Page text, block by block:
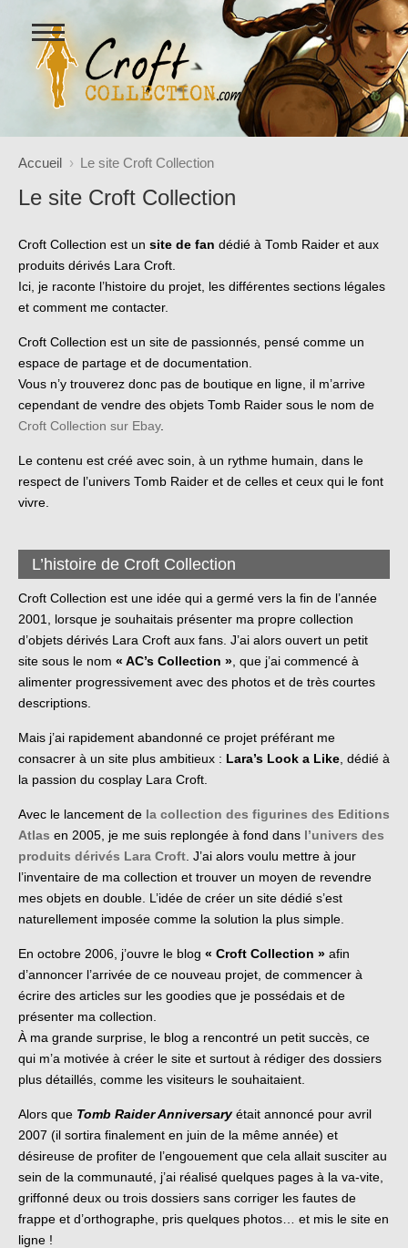
Figurines Lara Croft et
Ouvrir
le
menu
Accueil Le site Croft Collection
Le site Croft Collection
Croft Collection est un site de fan dédié à Tomb Raider et aux
produits dérivés Lara Croft.
Ici, je raconte l’histoire du projet, les différentes sections légales
et comment me contacter.
Croft Collection est un site de passionnés, pensé comme un
espace de partage et de documentation.
Vous n’y trouverez donc pas de boutique en ligne, il m’arrive
cependant de vendre des objets Tomb Raider sous le nom de
Croft Collection sur Ebay.
Le contenu est créé avec soin, à un rythme humain, dans le
respect de l’univers Tomb Raider et de celles et ceux qui le font
vivre.
L’histoire de Croft Collection
Croft Collection est une idée qui a germé vers la fin de l’année
2001, lorsque je souhaitais présenter ma propre collection
d’objets dérivés Lara Croft aux fans. J’ai alors ouvert un petit
site sous le nom « AC’s Collection », que j’ai commencé à
alimenter progressivement avec des photos et de très courtes
descriptions.
Mais j’ai rapidement abandonné ce projet préférant me
consacrer à un site plus ambitieux : Lara’s Look a Like, dédié à
la passion du cosplay Lara Croft.
Avec le lancement de la collection des figurines des Editions
Atlas en 2005, je me suis replongée à fond dans l’univers des
produits dérivés Lara Croft. J’ai alors voulu mettre à jour
l’inventaire de ma collection et trouver un moyen de revendre
mes objets en double. L’idée de créer un site dédié s’est
naturellement imposée comme la solution la plus simple.
En octobre 2006, j’ouvre le blog « Croft Collection » afin
d’annoncer l’arrivée de ce nouveau projet, de commencer à
écrire des articles sur les goodies que je possédais et de
présenter ma collection.
À ma grande surprise, le blog a rencontré un petit succès, ce
qui m’a motivée à créer le site et surtout à rédiger des dossiers
plus détaillés, comme les visiteurs le souhaitaient.
Alors que Tomb Raider Anniversary était annoncé pour avril
2007 (il sortira finalement en juin de la même année) et
désireuse de profiter de l’engouement que cela allait susciter au
sein de la communauté, j’ai réalisé quelques pages à la va-vite,
griffonné deux ou trois dossiers sans corriger les fautes de
frappe et d’orthographe, pris quelques photos… et mis le site en
ligne !